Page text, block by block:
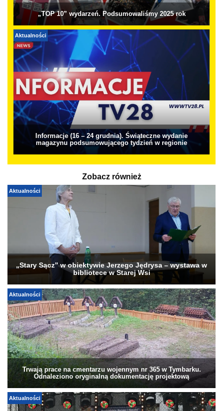
„TOP 10” wydarzeń. Podsumowaliśmy 2025 rok
Aktualności
Informacje (16 – 24 grudnia). Świąteczne wydanie
magazynu podsumowującego tydzień w regionie
Zobacz również
Aktualności
„Stary Sącz” w obiektywie Jerzego Jędrysa – wystawa w
bibliotece w Starej Wsi
Aktualności
Trwają prace na cmentarzu wojennym nr 365 w Tymbarku.
Odnaleziono oryginalną dokumentację projektową
Aktualności